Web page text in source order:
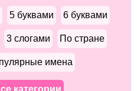
5 буквами 6 буквами
3 слогами По стране
имена
категории